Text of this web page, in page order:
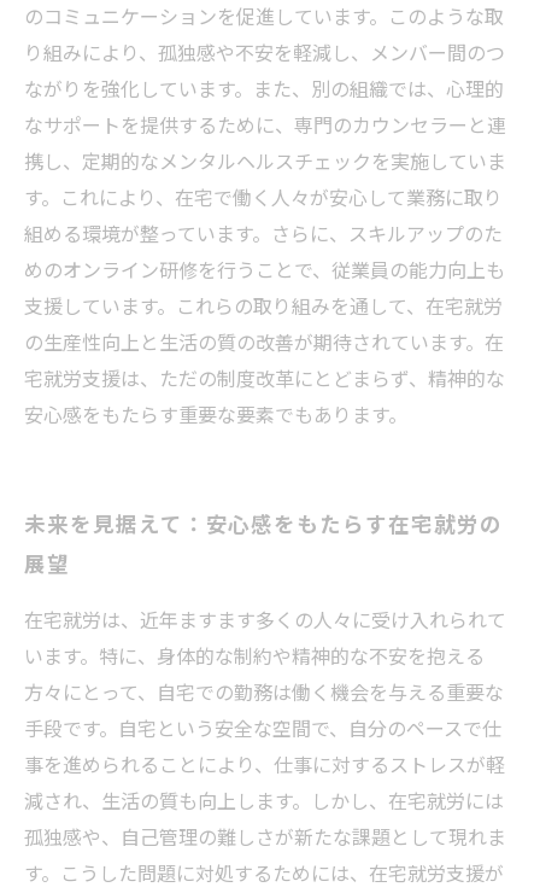
のコミュニケーションを促進しています。このような取
り組みにより、孤独感や不安を軽減し、メンバー間のつ
ながりを強化しています。また、別の組織では、心理的
なサポートを提供するために、専門のカウンセラーと連
携し、定期的なメンタルヘルスチェックを実施していま
す。これにより、在宅で働く人々が安心して業務に取り
組める環境が整っています。さらに、スキルアップのた
めのオンライン研修を行うことで、従業員の能力向上も
支援しています。これらの取り組みを通して、在宅就労
の生産性向上と生活の質の改善が期待されています。在
宅就労支援は、ただの制度改革にとどまらず、精神的な
安心感をもたらす重要な要素でもあります。
未来を見据えて：安心感をもたらす在宅就労の
展望
在宅就労は、近年ますます多くの人々に受け入れられて
います。特に、身体的な制約や精神的な不安を抱える
方々にとって、自宅での勤務は働く機会を与える重要な
手段です。自宅という安全な空間で、自分のペースで仕
事を進められることにより、仕事に対するストレスが軽
減され、生活の質も向上します。しかし、在宅就労には
孤独感や、自己管理の難しさが新たな課題として現れま
す。こうした問題に対処するためには、在宅就労支援が